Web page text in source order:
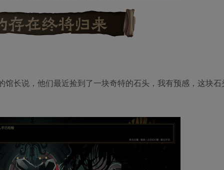
长说，他们最近捡到了一块奇特的石头，我有预感，这块石